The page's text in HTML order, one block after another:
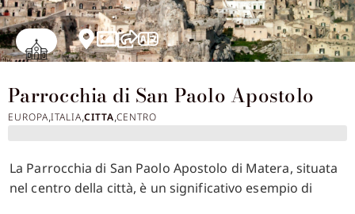
Parrocchia di San Paolo Apostolo
EUROPA,ITALIA,CITTA,CENTRO
La Parrocchia di San Paolo Apostolo di Matera, situata
nel centro della città, è un significativo esempio di